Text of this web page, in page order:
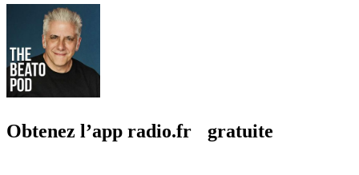
Obtenez l’app radio.fr gratuite